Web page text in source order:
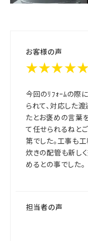
お客様の声
★★★★★
今回のﾘﾌｫｰﾑの際
られて、対応した
たとお褒めの言葉
て任せられるねと
第でした。工事も
炊きの配管も新し
めるとの事でした。
担当者の声